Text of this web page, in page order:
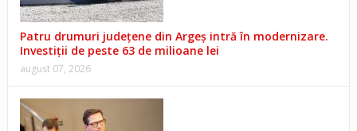
Patru drumuri județene din Argeș intră în modernizare.
Investiții de peste 63 de milioane lei
august 07, 2026